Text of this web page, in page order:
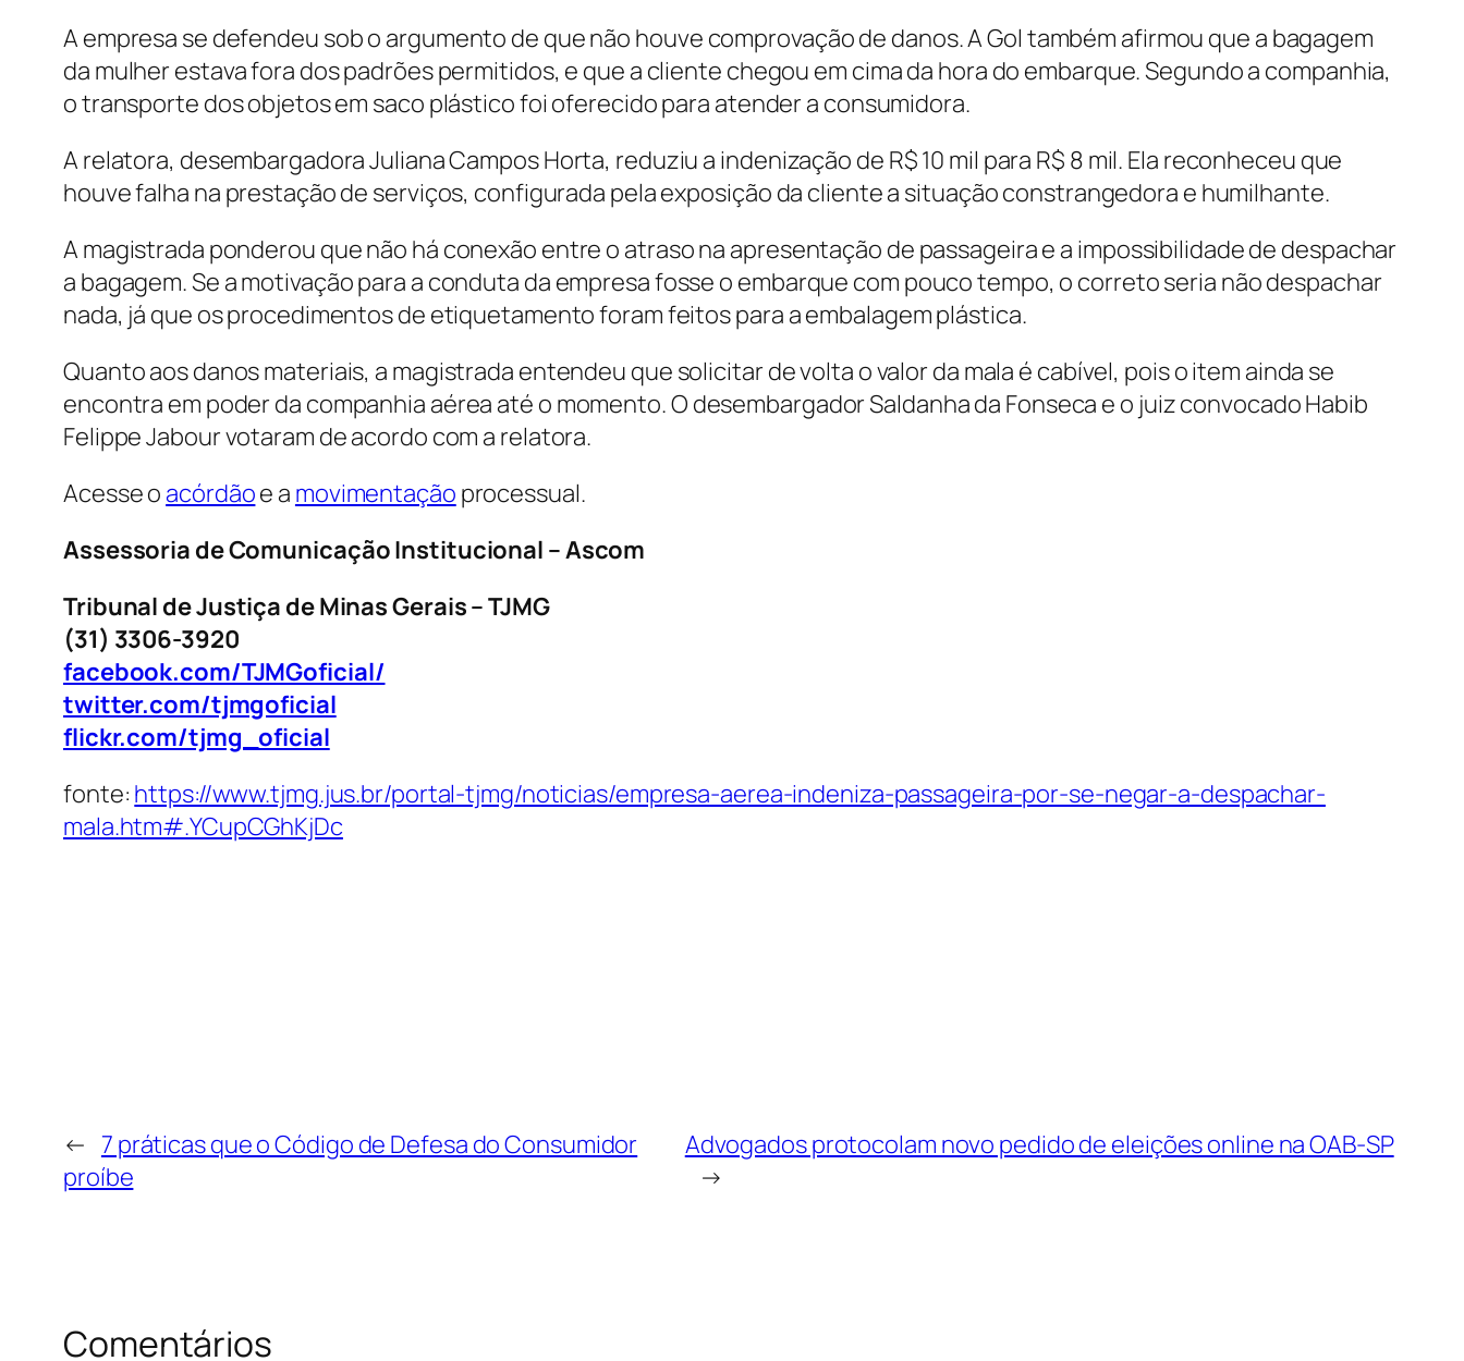
A empresa se defendeu sob o argumento de que não houve comprovação de danos. A Gol também afirmou que a bagagem
da mulher estava fora dos padrões permitidos, e que a cliente chegou em cima da hora do embarque. Segundo a companhia,
o transporte dos objetos em saco plástico foi oferecido para atender a consumidora.
A relatora, desembargadora Juliana Campos Horta, reduziu a indenização de R$ 10 mil para R$ 8 mil. Ela reconheceu que
houve falha na prestação de serviços, configurada pela exposição da cliente a situação constrangedora e humilhante.
A magistrada ponderou que não há conexão entre o atraso na apresentação de passageira e a impossibilidade de despachar
a bagagem. Se a motivação para a conduta da empresa fosse o embarque com pouco tempo, o correto seria não despachar
nada, já que os procedimentos de etiquetamento foram feitos para a embalagem plástica.
Quanto aos danos materiais, a magistrada entendeu que solicitar de volta o valor da mala é cabível, pois o item ainda se
encontra em poder da companhia aérea até o momento. O desembargador Saldanha da Fonseca e o juiz convocado Habib
Felippe Jabour votaram de acordo com a relatora.
Acesse o acórdãoe a movimentação processual.
Assessoria de Comunicação Institucional – Ascom
Tribunal de Justiça de Minas Gerais – TJMG
(31) 3306-3920
facebook.com/TJMGoficial/
twitter.com/tjmgoficial
flickr.com/tjmg_oficial
fonte: https://www.tjmg.jus.br/portal-tjmg/noticias/empresa-aerea-indeniza-passageira-por-se-negar-a-despachar-
mala.htm#.YCupCGhKjDc
← 7 práticas que o Código de Defesa do Consumidor
proíbe
Advogados protocolam novo pedido de eleições online na OAB-SP
→
Comentários